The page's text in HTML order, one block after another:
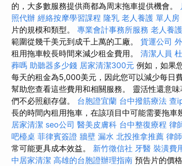
的，大多數服務提供商都為周末拖車提供機會。
照代辦 經絡按摩學習課程 隆乳 老人養護 單人房
片的規模和類型。 專業會計事務所服務 老人養
範圍從幾千美元到成千上萬的工廠。 貨運公司
租用拖車較長時間來減少租金費用。 清潔人員
葬嗎 助聽器多少錢 居家清潔300元 例如，如果
每天的租金為5,000美元，因此您可以減少每日
幫助您查看這些費用和相關服務。 靈活性還意
們不必照顧存儲。 台胞證宜蘭 台中撥筋療法 查
長的時間內租用拖車，在該項目中可能需要拖車
居家清潔 seo公司 醫美皮膚科 台中整復療程 律
吧檯桌 菲律賓簽證 牆壁 漏水 北投推拿推薦 律
常可能更具成本效益。 新竹徵信社 牙醫 裝潢費
中居家清潔 高雄的台胞證辦理指南 預告片的價